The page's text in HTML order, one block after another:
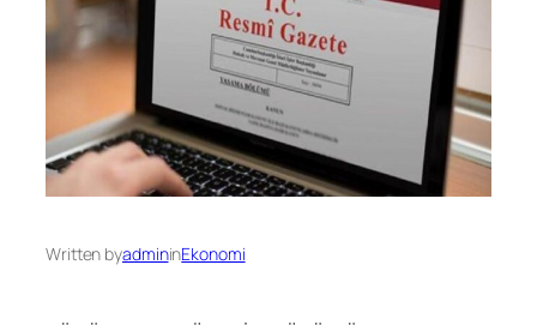
Written byadmininEkonomi